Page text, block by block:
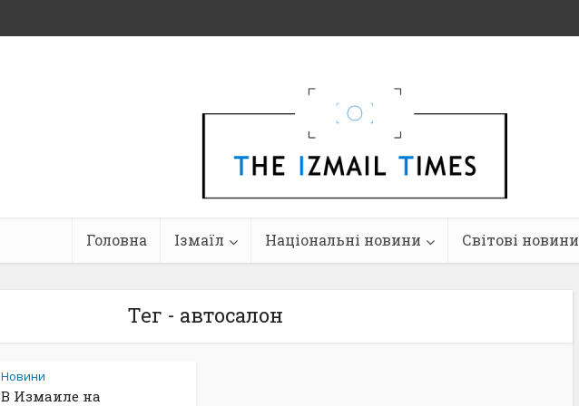
Головна Ізмаїл Національні новини Світові новини
Тег - автосалон
Новини
В Измаиле на